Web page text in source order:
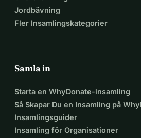
Jordbävning
Fler Insamlingskategorier
Samla in
Starta en WhyDonate-insamling
Så Skapar Du en Insamling på
Insamlingsguider
Insamling för Organisationer